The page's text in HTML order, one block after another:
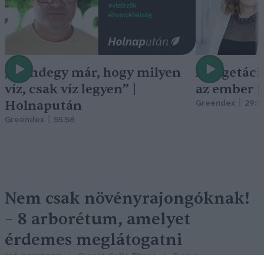
„Mindegy már, hogy milyen
víz, csak víz legyen” |
Holnapután
Greendex 55:58
A
az ember
Greendex
Nem csak növényrajongóknak!
– 8 arborétum, amelyet
érdemes meglátogatni